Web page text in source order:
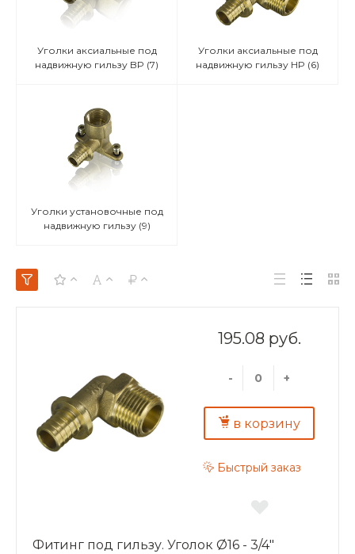
Уголки аксиальные под
надвижную гильзу BP (7)
Уголки аксиальные под
надвижную гильзу HP (6)
Уголки установочные под
надвижную гильзу (9)
195.08 руб.
- +
в корзину
Быстрый заказ
Фитинг под гильзу. Уголок Ø16 - 3/4"